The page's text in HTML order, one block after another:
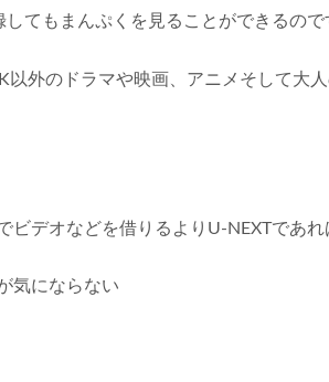
てもまんぷくを見ることができるので
以外のドラマや映画、アニメそして大
ビデオなどを借りるよりU-NEXTであれ
気にならない